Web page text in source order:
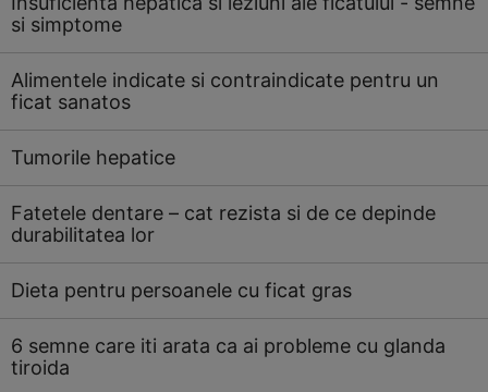
si simptome
Alimentele indicate si contraindicate pentru un
ficat sanatos
Tumorile hepatice
Fatetele dentare – cat rezista si de ce depinde
durabilitatea lor
Dieta pentru persoanele cu ficat gras
6 semne care iti arata ca ai probleme cu glanda
tiroida